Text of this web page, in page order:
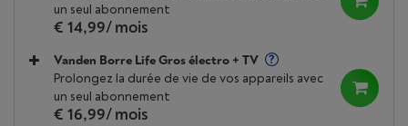
un seul abonnement
€ 14,99/ mois
Vanden Borre Life Gros électro + TV
Prolongez la durée de vie de vos appareils avec
un seul abonnement
€ 16,99/ mois